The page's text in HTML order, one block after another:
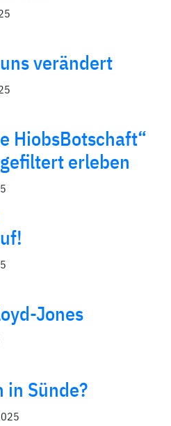
verändert
HiobsBotschaft“
erleben
Jones
in Sünde?